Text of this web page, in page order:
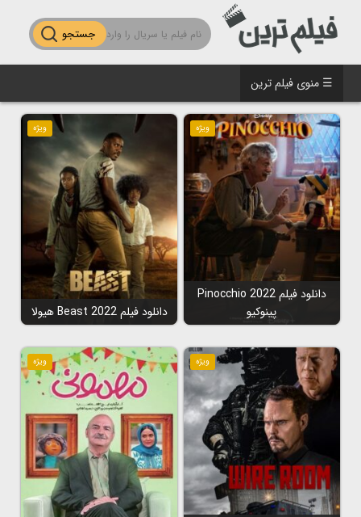
جستجو
☰ منوی فیلم ترین
ویژه
دانلود فیلم Pinocchio 2022
پینوکیو
ویژه
دانلود فیلم Beast 2022 هیولا
ویژه ویژه